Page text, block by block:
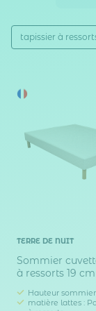
Active filtering
Catégorie
tapissier à
TERRE DE NUIT
Sommier
à ressorts 19 cm
Hauteur sommier
matière lattes :